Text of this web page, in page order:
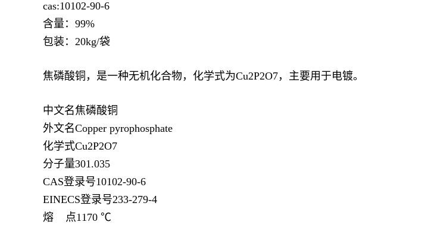
cas:10102-90-6
含量：99%
包装：20kg/袋
焦磷酸铜，是一种无机化合物，化学式为Cu2P2O7，主要用于电镀。
中文名焦磷酸铜
外文名Copper pyrophosphate
化学式Cu2P2O7
分子量301.035
CAS登录号10102-90-6
EINECS登录号233-279-4
熔 点1170 ℃